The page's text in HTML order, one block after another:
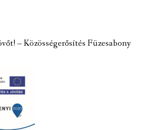
– Közösségerősítés Füzesabony